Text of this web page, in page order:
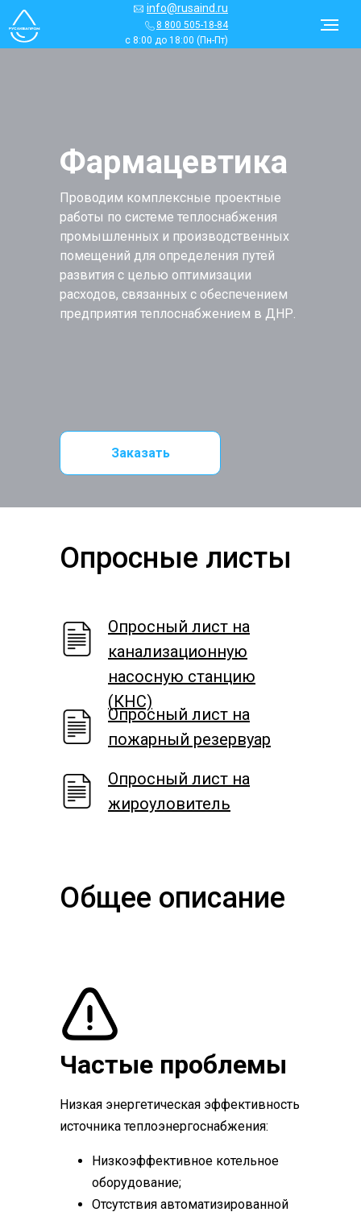
8 800 505-18-84
с 8:00 до 18:00 (Пн-Пт)
info@rusaind.ru
Фармацевтика
Проводим комплексные проектные
работы по системе теплоснабжения
промышленных и производственных
помещений для определения путей
развития с целью оптимизации
расходов, связанных с обеспечением
предприятия теплоснабжением в ДНР.
Заказать
Опросные листы
Опросный лист на
канализационную
насосную станцию
(КНС)
Опросный лист на
пожарный резервуар
Опросный лист на
жироуловитель
Общее описание
Частые проблемы
Низкая энергетическая эффективность
источника теплоэнергоснабжения:
Низкоэффективное котельное
оборудование;
Отсутствия автоматизированной